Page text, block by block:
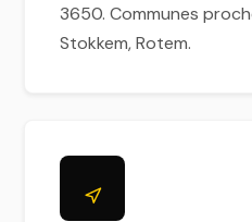
3650. Communes
Stokkem, Rotem.